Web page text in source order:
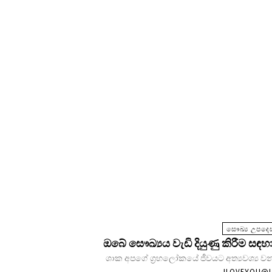
සෞඛ්‍ය
ඔබේ සෞඛ්‍යය වැඩි දියුණු කිරීම
ශාක අපගේ ග්‍රහලෝකයේ ජීවයට අත්‍යවශ්‍ය